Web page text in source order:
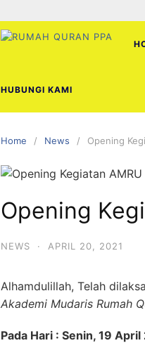
HUBUNGI KAMI
Home News Opening
Opening
NEWS · APRIL 20, 2021
Alhamdulillah, Telah
Akademi Mudaris Rumah
Pada Hari : Senin, 19 April